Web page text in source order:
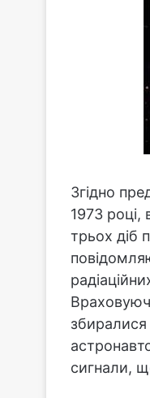
Згідно
1973 році,
трьох діб
збиралися
сигнали,